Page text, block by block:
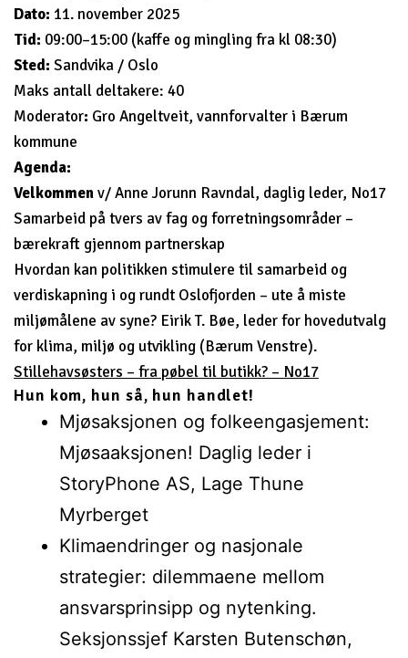
Dato: 11. november 2025
Tid: 09:00–15:00 (kaffe og mingling fra kl 08:30)
Sted: Sandvika / Oslo
Maks antall deltakere: 40
Moderator: Gro Angeltveit, vannforvalter i Bærum
kommune
Agenda:
Velkommenv/ Anne Jorunn Ravndal, daglig leder, No17
Samarbeid på tvers av fag og forretningsområder –
bærekraft gjennom partnerskap
Hvordan kan politikken stimulere til samarbeid og
verdiskapning i og rundt Oslofjorden – ute å miste
miljømålene av syne? Eirik T. Bøe, leder for hovedutvalg
for klima, miljø og utvikling (Bærum Venstre).
Stillehavsøsters – fra pøbel til butikk? – No17
Hun kom, hun så, hun handlet!
Mjøsaksjonen og folkeengasjement:
Mjøsaaksjonen! Daglig leder i
StoryPhone AS, Lage Thune
Myrberget
Klimaendringer og nasjonale
strategier: dilemmaene mellom
ansvarsprinsipp og nytenking.
Seksjonssjef Karsten Butenschøn,